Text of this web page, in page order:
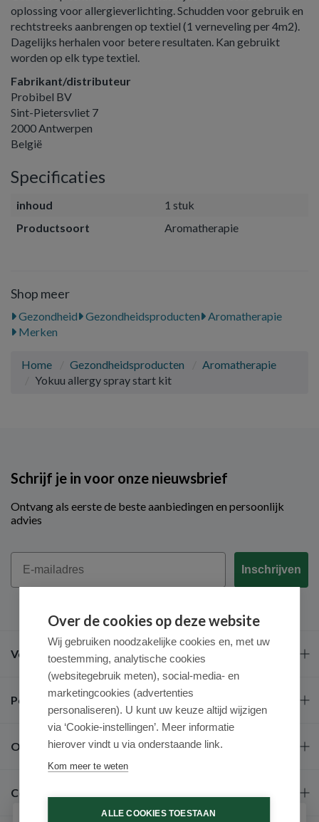
oplossing voor allergieverlichting. Schudden voor gebruik en
rechtstreeks aanbrengen op textiel (1 verneveling per 4m2).
Dagelijks herhalen voor betere resultaten. Kan gebruikt
worden op elk type textiel.
Fabrikant/distributeur
Probibel BV
Sint-Pietersvliet 7
2000 Antwerpen
België
Specificaties
inhoud
1 stuk
Productsoort
Aromatherapie
Shop meer
Gezondheid Gezondheidsproducten
Aromatherapie
Merken
Home Gezondheidsproducten
Aromatherapie
Yokuu allergy spray start kit
Schrijf je in voor onze nieuwsbrief
Ontvang als eerste de beste aanbiedingen en persoonlijk
advies
Email
Inschrijven
Veel gestelde vragen
Populaire merken
Over ons
Contact
Over de cookies op deze website
Wij gebruiken noodzakelijke cookies en, met uw
toestemming, analytische cookies
(websitegebruik meten), social-media- en
marketingcookies (advertenties
personaliseren). U kunt uw keuze altijd wijzigen
via ‘Cookie-instellingen’. Meer informatie
hierover vindt u via onderstaande link.
Kom meer te weten
ALLE COOKIES TOESTAAN